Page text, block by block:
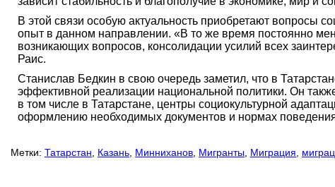
В этой связи особую актуальность приобретают вопросы
опыт в данном направлении. «В то же время постоянно
возникающих вопросов, консолидации усилий всех
Раис.
Станислав Бедкин в свою очередь заметил, что в
эффективной реализации национальной политики. Он
в том числе в Татарстане, центры социокультурной
оформлению необходимых документов и нормах
Метки: Татарстан, Казань, Минниханов, Мигранты, Миграция,